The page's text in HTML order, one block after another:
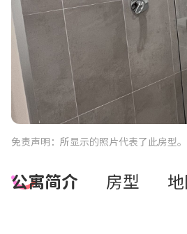
免责声明：所显示的照片代表了此房型
公寓简介 房型 地